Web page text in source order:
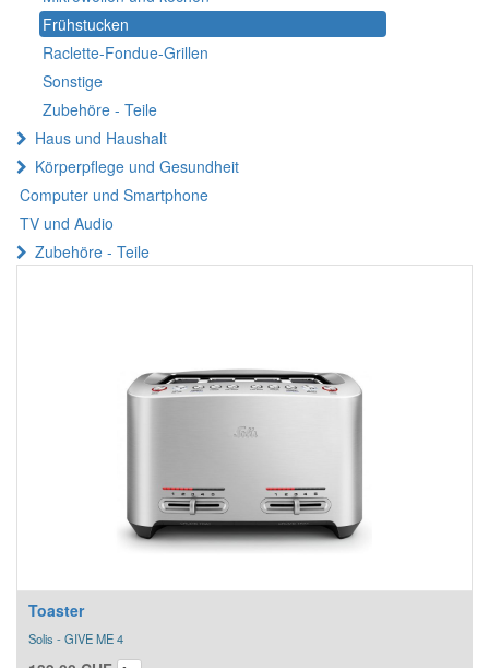
Frühstucken
Raclette-Fondue-Grillen
Sonstige
Zubehöre - Teile
Haus und Haushalt
Körperpflege und Gesundheit
Computer und Smartphone
TV und Audio
Zubehöre - Teile
Toaster
Solis - GIVE ME 4